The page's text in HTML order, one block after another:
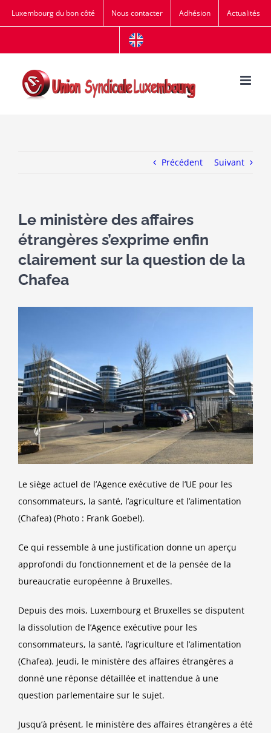
Passer
au
Luxembourg du bon côté Nous contacter Adhésion Actualités
Précédent Suivant
Le ministère des affaires
étrangères s’exprime enfin
clairement sur la question de la
Chafea
Le siège actuel de l’Agence exécutive de l’UE pour les
consommateurs, la santé, l’agriculture et l’alimentation
(Chafea) (Photo : Frank Goebel).
Ce qui ressemble à une justification donne un aperçu
approfondi du fonctionnement et de la pensée de la
bureaucratie européenne à Bruxelles.
Depuis des mois, Luxembourg et Bruxelles se disputent
la dissolution de l’Agence exécutive pour les
consommateurs, la santé, l’agriculture et l’alimentation
(Chafea). Jeudi, le ministère des affaires étrangères a
donné une réponse détaillée et inattendue à une
question parlementaire sur le sujet.
Jusqu’à présent, le ministère des affaires étrangères a été